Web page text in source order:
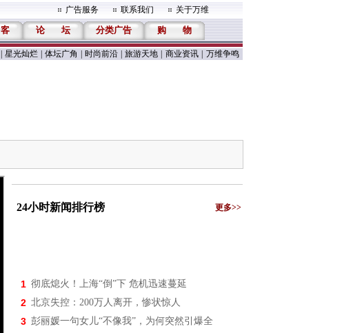
广告服务 联系我们 关于万维
客 论 坛 分类广告 购 物
星光灿烂 体坛广角 时尚前沿 旅游天地 商业资讯 万维争鸣
24小时新闻排行榜 更多>>
1 彻底熄火！上海“倒”下 危机迅速蔓延
2 北京失控：200万人离开，惨状惊人
3 彭丽媛一句女儿“不像我”，为何突然引爆全